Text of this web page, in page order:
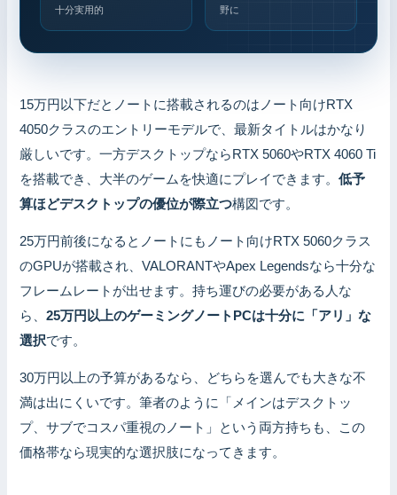
十分実用的
野に
15万円以下だとノートに搭載されるのはノート向けRTX
4050クラスのエントリーモデルで、最新タイトルはかなり
厳しいです。一方デスクトップならRTX 5060やRTX 4060 Ti
を搭載でき、大半のゲームを快適にプレイできます。低予
算ほどデスクトップの優位が際立つ構図です。
25万円前後になるとノートにもノート向けRTX 5060クラス
のGPUが搭載され、VALORANTやApex Legendsなら十分な
フレームレートが出せます。持ち運びの必要がある人な
ら、25万円以上のゲーミングノートPCは十分に「アリ」な
選択です。
30万円以上の予算があるなら、どちらを選んでも大きな不
満は出にくいです。筆者のように「メインはデスクトッ
プ、サブでコスパ重視のノート」という両方持ちも、この
価格帯なら現実的な選択肢になってきます。